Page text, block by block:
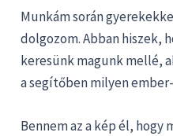
Munkám során
dolgozom. Abban hiszek,
keresünk magunk mellé,
a segítőben milyen
Bennem az a kép él,